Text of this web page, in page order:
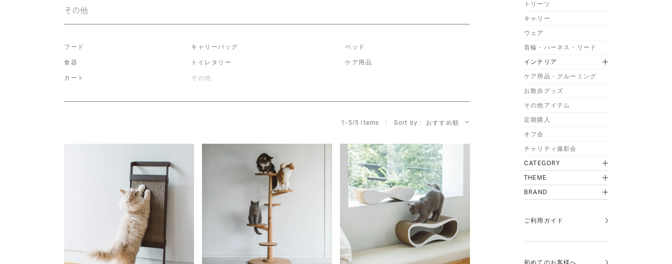
その他
フード キャリーバッグ ベッド
食器 トイレタリー ケア用品
カート その他
1- 5/5 items Sort by おすすめ順
トリーツ
キャリー
ウェア
首輪・ハーネス・リード
インテリア
ケア用品・グルーミング
お散歩グッズ
その他アイテム
定期購入
オフ会
チャリティ撮影会
CATEGORY
THEME
BRAND
ご利用ガイド
初めてのお客様へ